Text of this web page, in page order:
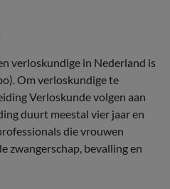
verloskundige in Nederland is
Om verloskundige te
Verloskunde volgen aan
duurt meestal vier jaar en
die vrouwen
zwangerschap, bevalling en